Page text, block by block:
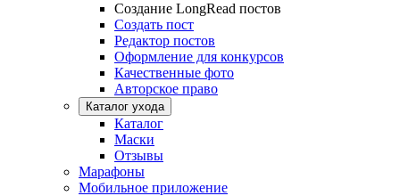
Создание LongRead постов
Создать пост
Редактор постов
Оформление для конкурсов
Качественные фото
Авторское право
Каталог ухода
Каталог
Маски
Отзывы
Марафоны
Мобильное приложение